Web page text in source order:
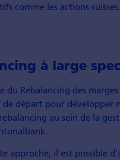
comme les actions suisses.
à large
du Rebalancing des
départ pour développer
au sein de la
approche, il est possible